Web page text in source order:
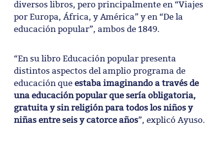
diversos libros, pero principalmente en “Viajes
por Europa, África, y América” y en “De la
educación popular”, ambos de 1849.
“En su libro Educación popular presenta
distintos aspectos del amplio programa de
educación queestaba imaginando a través de
una educación popular que sería obligatoria,
gratuita y sin religión para todos los niños y
niñas entre seis y catorce años”, explicó Ayuso.